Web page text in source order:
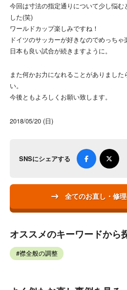
今回は寸法の指定通りについて少し悩む
した(笑)
ワールドカップ楽しみですね！
ドイツのサッカーが好きなのでめっちゃ
日本も良い試合が続きますように。
また何かお力になれることがありまし
い。
今後ともよろしくお願い致します。
2018/05/20 (日)
SNSにシェアする
全てのお直し・修
オススメのキーワードから
襟全般の調整